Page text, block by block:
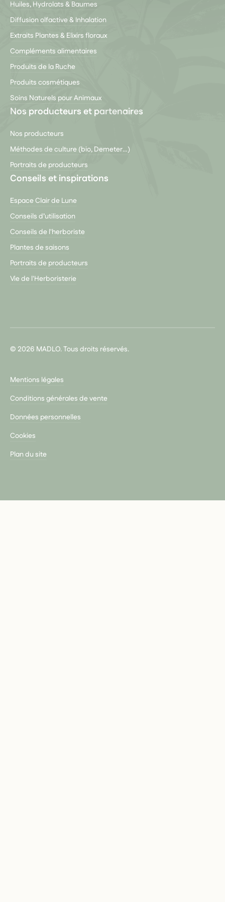
Huiles, Hydrolats & Baumes
Diffusion olfactive & Inhalation
Extraits Plantes & Elixirs floraux
Compléments alimentaires
Produits de la Ruche
Produits cosmétiques
Soins Naturels pour Animaux
Nos producteurs et partenaires
Nos producteurs
Méthodes de culture (bio, Demeter…)
Portraits de producteurs
Conseils et inspirations
Espace Clair de Lune
Conseils d’utilisation
Conseils de l'herboriste
Plantes de saisons
Portraits de producteurs
Vie de l'Herboristerie
© 2026 MADLO. Tous droits réservés.
Mentions légales
Conditions générales de vente
Données personnelles
Cookies
Plan du site